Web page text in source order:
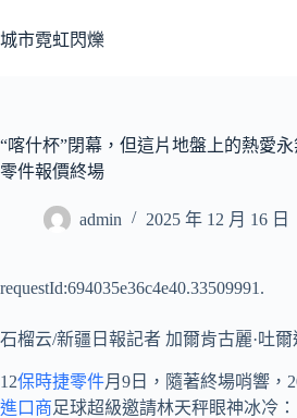
至
容
城市霓虹閃爍
“喀什杯”閉幕，但這片地盤上的熱愛
零件報價終場
admin 2025 年 12 月 16 日
requestId:694035e36c4e40.33509991.
石榴云/新疆日報記者 加爾肯古麗·吐爾
12保時捷零件月9日，隨著終場哨響，
進口商足球超級邀請林天秤眼神冰冷